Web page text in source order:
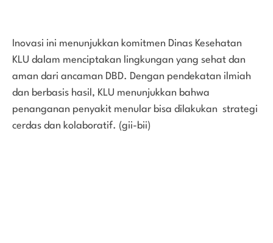
Inovasi ini menunjukkan komitmen Dinas Kesehatan
KLU dalam menciptakan lingkungan yang sehat dan
aman dari ancaman DBD. Dengan pendekatan ilmiah
dan berbasis hasil, KLU menunjukkan bahwa
penanganan penyakit menular bisa dilakukan strategi
cerdas dan kolaboratif. (gii-bii)